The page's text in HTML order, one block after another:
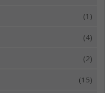
(1)
(4)
(2)
(15)